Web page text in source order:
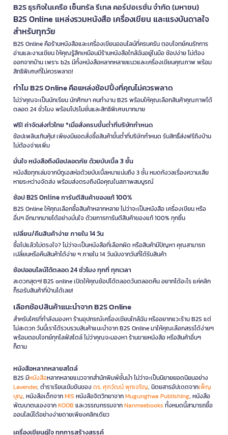
B2S ธุรกิจในเครือ เซ็นทรัล รีเทล คอร์ปอเรชั่น จำกัด (มหาชน)
B2S Online แหล่งรวมหนังสือ เครื่องเขียน และแรงบันดาลใจ
สำหรับทุกวัย
B2S Online คือร้านหนังสือและเครื่องเขียนออนไลน์ที่ครบครัน ตอบโจทย์คนรักการ
อ่านและงานเขียน ให้คุณรู้สึกเหมือนมีร้านหนังสือใกล้ฉันอยู่ในมือ ช้อปง่าย ไม่ต้อง
ออกจากบ้าน เพราะ b2s มีทั้งหนังสือหลากหลายแนวและเครื่องเขียนคุณภาพ พร้อม
สิทธิพิเศษที่ไม่ควรพลาด!
ทำไม B2S Online คือแหล่งช้อปปิ้งที่คุณไม่ควรพลาด
ไม่ว่าคุณจะเป็นนักเรียน นักศึกษา คนทำงาน B2S พร้อมให้คุณเลือกสินค้าคุณภาพได้
ตลอด 24 ชั่วโมง พร้อมโปรโมชั่นและสิทธิพิเศษมากมาย
ฟรี! ค่าจัดส่งทั่วไทย *เมื่อสั่งครบขั้นต่ำที่บริษัทกำหนด
ช้อปเพลินเกินคุ้ม! เพียงมียอดสั่งซื้อสินค้าขั้นต่ำที่บริษัทกำหนด รับสิทธิ์ส่งฟรีถึงบ้าน
ไม่ต้องจ่ายเพิ่ม
มั่นใจ หนังสือถึงมือปลอดภัย ด้วยบับเบิ้ล 3 ชั้น
หนังสือทุกเล่มจากบีทูเอสห่อด้วยบับเบิ้ลหนาแน่นถึง 3 ชั้น หมดกังวลเรื่องความเสีย
หายระหว่างจัดส่ง พร้อมส่งตรงถึงมือคุณในสภาพสมบูรณ์
ช้อป B2S Online การันตีสินค้าของแท้ 100%
B2S Online ให้คุณเลือกซื้อสินค้าหลากหลาย ไม่ว่าจะเป็นหนังสือ เครื่องเขียน หรือ
อื่นๆ อีกมากมายได้อย่างมั่นใจ ด้วยการการันตีสินค้าของแท้ 100% ทุกชิ้น
เปลี่ยน/คืนสินค้าง่าย ภายใน 14 วัน
ซื้อไปแล้วไม่ตรงใจ? ไม่ว่าจะเป็นหนังสือที่เลือกผิด หรือสินค้ามีปัญหา คุณสามารถ
เปลี่ยนหรือคืนสินค้าได้ง่าย ๆ ภายใน 14 วันนับจากวันที่ได้รับสินค้า
ช้อปออนไลน์ได้ตลอด 24 ชั่วโมง ทุกที่ ทุกเวลา
สะดวกสุดๆ! B2S online เปิดให้คุณช้อปได้ตลอดวันตลอดคืน อยากได้อะไร แค่คลิก
ก็รอรับสินค้าที่บ้านได้เลย!
เลือกช้อปสินค้าแนะนำจาก B2S Online
สำหรับใครที่กำลังมองหา ร้านอุปกรณ์เครื่องเขียนใกล้ฉัน หรืออยากแวะร้าน B2S แต่
ไม่สะดวก วันนี้เราได้รวบรวมสินค้าแนะนำจาก B2S Online มาให้คุณเลือกสรรได้ง่ายๆ
พร้อมตอบโจทย์ทุกไลฟ์สไตล์ ไม่ว่าคุณจะมองหา ร้านขายหนังสือ หรือสินค้าอื่นๆ
ก็ตาม
หนังสือหลากหลายสไตล์
B2S มีหนังสือหลากหลายแนวจากสำนักพิมพ์ชั้นนำ ไม่ว่าจะเป็นนิยายยอดนิยมอย่าง
Lavender, ตำราเรียนเข้มข้นของดร. ศุภวัฒน์ พุกเจริญ, นิตยสารอัปเดตจากเพ็ญ
บุญ, หนังสือเด็กจากMIS หนังสือจิตวิทยาจากMugunghwa Publishing, หนังสือ
พัฒนาตนเองจากKOOB และวรรณกรรมจากNanmeebooks ทั้งหมดนี้สามารถซื้อ
ออนไลน์ได้อย่างง่ายดายเพียงคลิกเดียว
เครื่องเขียนคู่ใจ ทุกการสร้างสรรค์